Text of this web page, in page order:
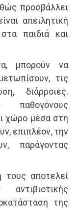
προσβάλλει
απειλητική
στα παιδιά και
μπορούν να
τις
διάρροιες.
παθογόνους
χώρο μέσα στη
επιπλέον, την
παράγοντας
τους αποτελεί
της